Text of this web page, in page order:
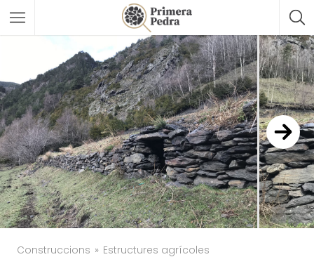
Construccions Estructures agrícoles